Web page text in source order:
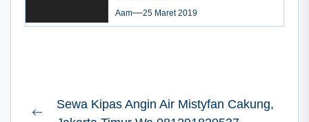
Aam 25 Maret 2019
Navigasi
Sewa Kipas Angin Air Mistyfan Cakung,